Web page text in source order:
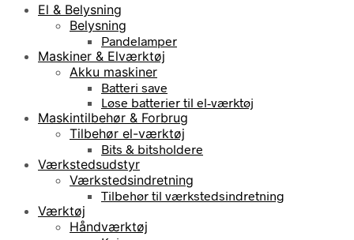
El & Belysning
Belysning
Pandelamper
Maskiner & Elværktøj
Akku maskiner
Batteri save
Løse batterier til el-værktøj
Maskintilbehør & Forbrug
Tilbehør el-værktøj
Bits & bitsholdere
Værkstedsudstyr
Værkstedsindretning
Tilbehør til værkstedsindretning
Værktøj
Håndværktøj